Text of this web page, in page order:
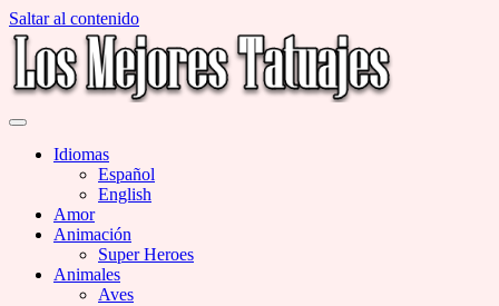
Saltar al contenido
Miles de Imágenes de Tatuajes en Galerías
Idiomas
Español
English
Amor
Animación
Super Heroes
Animales
Aves